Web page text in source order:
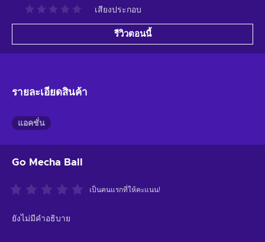
เสียงประกอบ
รีวิวตอนนี้
รายละเอียดสินค้า
แอคชั่น
Go Mecha Ball
เป็นคนแรกที่ให้คะแนน!
ยังไม่มีคำอธิบาย